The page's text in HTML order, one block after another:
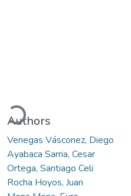
Authors
Venegas Vásconez, Diego
Ayabaca Sarria, Cesar
Ortega, Santiago Celi
Rocha Hoyos, Juan